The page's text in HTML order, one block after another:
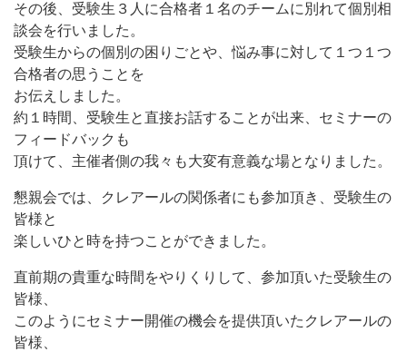
その後、受験生３人に合格者１名のチームに別れて個別相
談会を行いました。
受験生からの個別の困りごとや、悩み事に対して１つ１つ
合格者の思うことを
お伝えしました。
約１時間、受験生と直接お話することが出来、セミナーの
フィードバックも
頂けて、主催者側の我々も大変有意義な場となりました。
懇親会では、クレアールの関係者にも参加頂き、受験生の
皆様と
楽しいひと時を持つことができました。
直前期の貴重な時間をやりくりして、参加頂いた受験生の
皆様、
このようにセミナー開催の機会を提供頂いたクレアールの
皆様、